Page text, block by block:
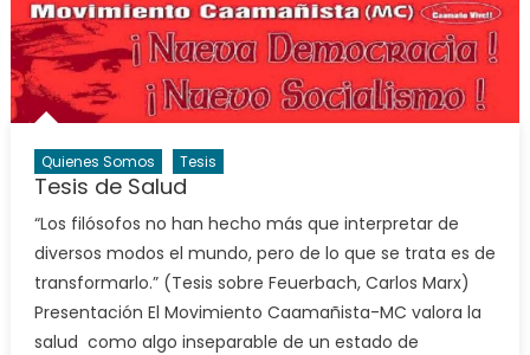
Quienes Somos Tesis
Tesis de Salud
“Los filósofos no han hecho más que interpretar de
diversos modos el mundo, pero de lo que se trata es de
transformarlo.” (Tesis sobre Feuerbach, Carlos Marx)
Presentación El Movimiento Caamañista-MC valora la
salud como algo inseparable de un estado de